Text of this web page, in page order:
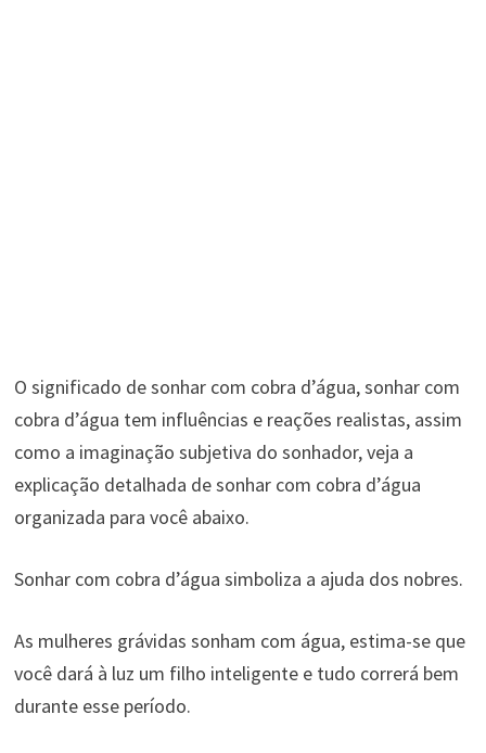
O significado de sonhar com cobra d’água, sonhar com
cobra d’água tem influências e reações realistas, assim
como a imaginação subjetiva do sonhador, veja a
explicação detalhada de sonhar com cobra d’água
organizada para você abaixo.
Sonhar com cobra d’água simboliza a ajuda dos nobres.
As mulheres grávidas sonham com água, estima-se que
você dará à luz um filho inteligente e tudo correrá bem
durante esse período.